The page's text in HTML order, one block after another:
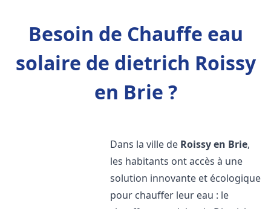
Besoin de Chauffe eau
solaire de dietrich Roissy
en Brie ?
Dans la ville de Roissy en Brie,
les habitants ont accès à une
solution innovante et écologique
pour chauffer leur eau : le